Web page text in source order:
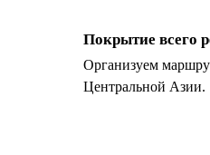
Покрытие всего
Организуем
Центральной Азии.